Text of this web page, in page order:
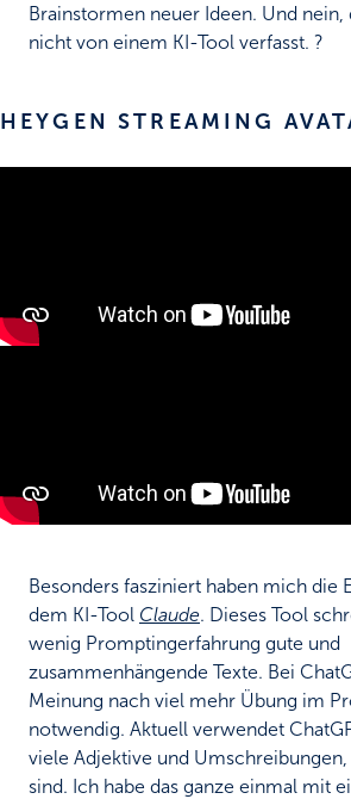
Brainstormen neuer Ideen. Und nein,
nicht von einem KI-Tool verfasst. ?
HEYGEN STREAMING
Besonders fasziniert haben mich die
dem KI-Tool Claude. Dieses Tool
wenig Promptingerfahrung gute und
zusammenhängende Texte. Bei
Meinung nach viel mehr Übung im
notwendig. Aktuell verwendet
viele Adjektive und
sind. Ich habe das ganze einmal mit